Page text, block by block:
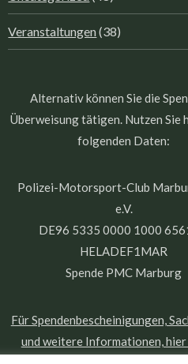
Veranstaltungen(38)
Alternativ können Sie die
Überweisung tätigen. Nutzen Sie
folgenden Daten:
Polizei-Motorsport-Club
e.V.
DE96 5335 0000 1000
HELADEF1MAR
Spende PMC Marburg
Für Spendenbescheinigungen,
und weitere Informationen, hier